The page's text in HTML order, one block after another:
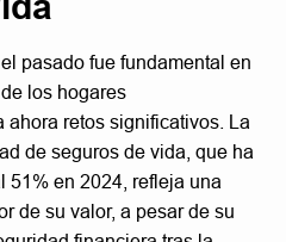
pasado fue fundamental en
los hogares
ahora retos significativos. La
de seguros de vida, que ha
51% en 2024, refleja una
de su valor, a pesar de su